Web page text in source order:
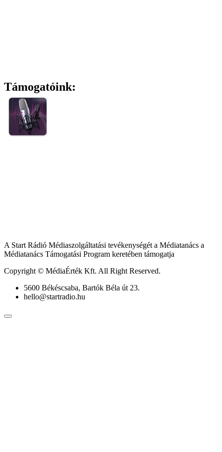
Támogatóink:
A Start Rádió Médiaszolgáltatási tevékenységét a Médiatanács a
Médiatanács Támogatási Program keretében támogatja
Copyright © MédiaÉrték Kft. All Right Reserved.
5600 Békéscsaba, Bartók Béla út 23.
hello@startradio.hu